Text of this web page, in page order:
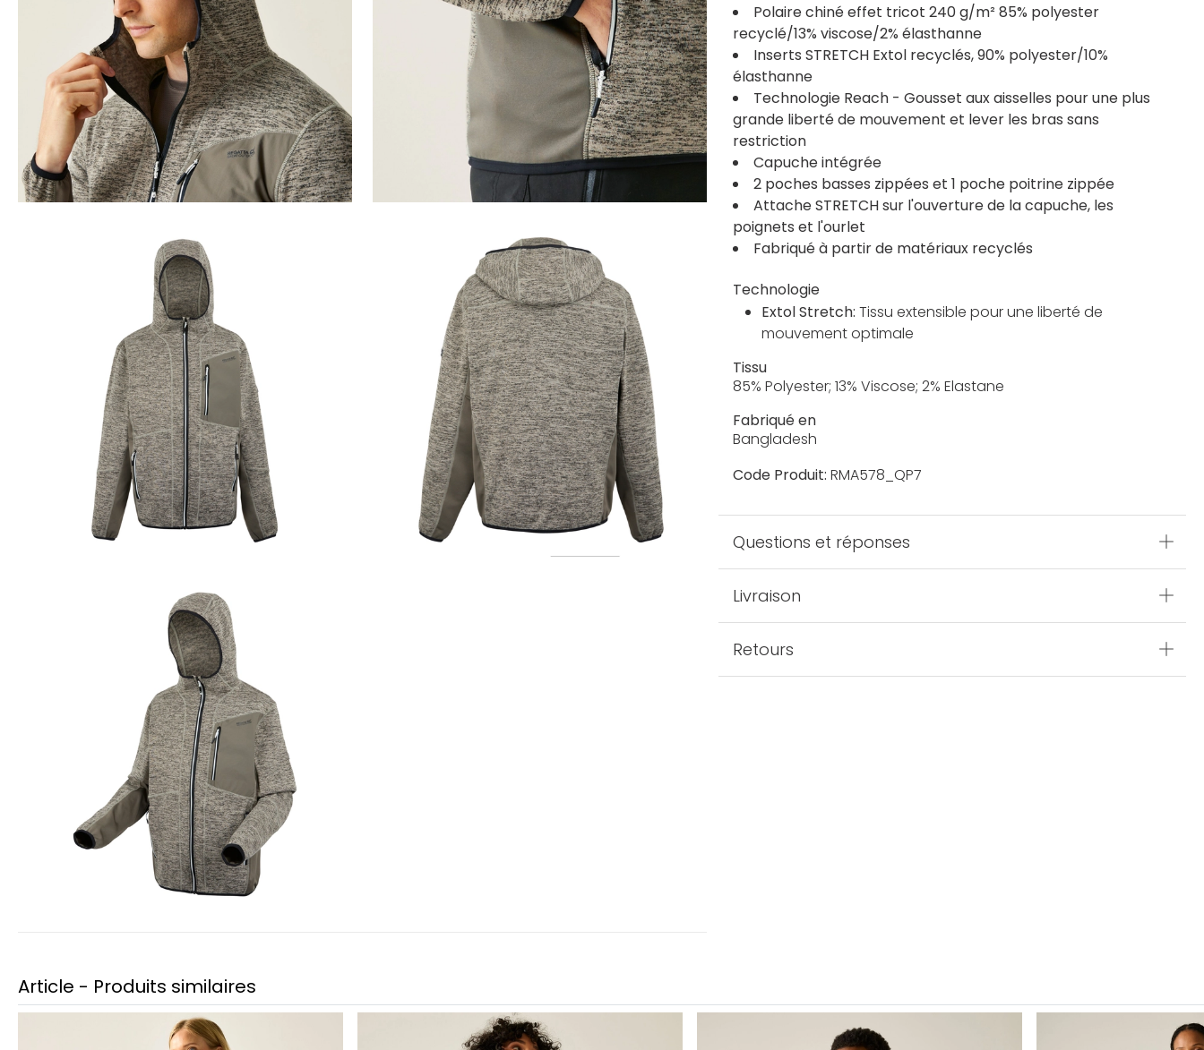
Polaire chiné effet tricot 240 g/m² 85% polyester
recyclé/13% viscose/2% élasthanne
Inserts STRETCH Extol recyclés, 90% polyester/10%
élasthanne
Technologie Reach - Gousset aux aisselles pour une plus
grande liberté de mouvement et lever les bras sans
restriction
Capuche intégrée
2 poches basses zippées et 1 poche poitrine zippée
Attache STRETCH sur l'ouverture de la capuche, les
poignets et l'ourlet
Fabriqué à partir de matériaux recyclés
Technologie
Extol Stretch:Tissu extensible pour une liberté de
mouvement optimale
Tissu
85% Polyester; 13% Viscose; 2% Elastane
Fabriqué en
Bangladesh
Code Produit: RMA578_QP7
Questions et réponses
Livraison
Retours
Article - Produits similaires